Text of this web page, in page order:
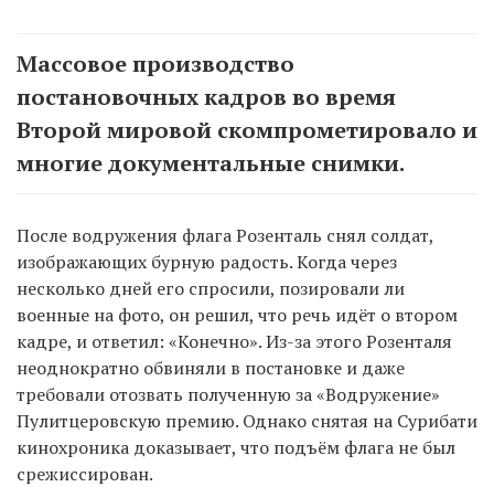
Массовое производство
постановочных кадров во время
Второй мировой скомпрометировало и
многие документальные снимки.
После водружения флага Розенталь снял солдат,
изображающих бурную радость. Когда через
несколько дней его спросили, позировали ли
военные на фото, он решил, что речь идёт о втором
кадре, и ответил: «Конечно». Из-за этого Розенталя
неоднократно обвиняли в постановке и даже
требовали отозвать полученную за «Водружение»
Пулитцеровскую премию. Однако снятая на Сурибати
кинохроника доказывает, что подъём флага не был
срежиссирован.